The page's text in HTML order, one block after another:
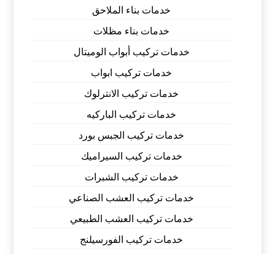
خدمات بناء الملاحق
خدمات بناء مظلات
خدمات تركيب أبواب الوميتال
خدمات تركيب ابواب
خدمات تركيب الانترلوك
خدمات تركيب الباركيه
خدمات تركيب الجبس بورد
خدمات تركيب السيراميك
خدمات تركيب الشبرات
خدمات تركيب العشب الصناعي
خدمات تركيب العشب الطبيعي
خدمات تركيب الفورسيلنج